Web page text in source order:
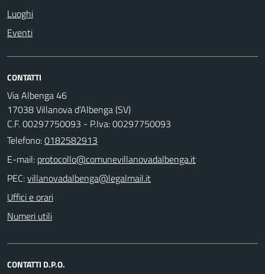
Luoghi
Eventi
CONTATTI
Via Albenga 46
17038 Villanova d'Albenga (SV)
C.F. 00297750093 - P.Iva: 00297750093
Telefono:0182582913
E-mail:
PEC:
Uffici e orari
Numeri utili
CONTATTI D.P.O.